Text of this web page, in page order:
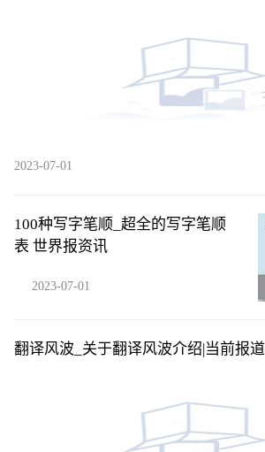
2023-07-01
100种写字笔顺_超全的写字笔顺
表 世界报资讯
2023-07-01
翻译风波_关于翻译风波介绍|当前报道